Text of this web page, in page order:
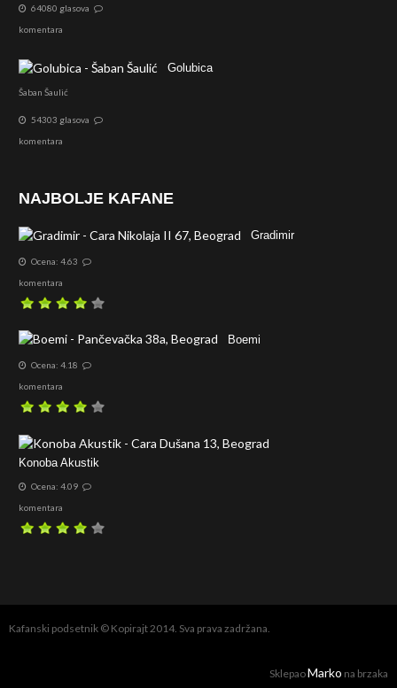
64080 glasova
komentara
Golubica
Šaban Šaulić
54303 glasova
komentara
NAJBOLJE KAFANE
Gradimir
Ocena: 4.63
komentara
Boemi
Ocena: 4.18
komentara
Konoba Akustik
Ocena: 4.09
komentara
Kafanski podsetnik © Kopirajt 2014. Sva prava zadržana.
SklepaoMarko na brzaka